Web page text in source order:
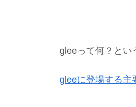
gleeって何？とい
gleeに登場する主